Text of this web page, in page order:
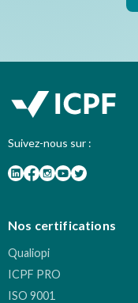
Suivez-nous sur :
Nos certifications
Qualiopi
ICPF PRO
ISO 9001